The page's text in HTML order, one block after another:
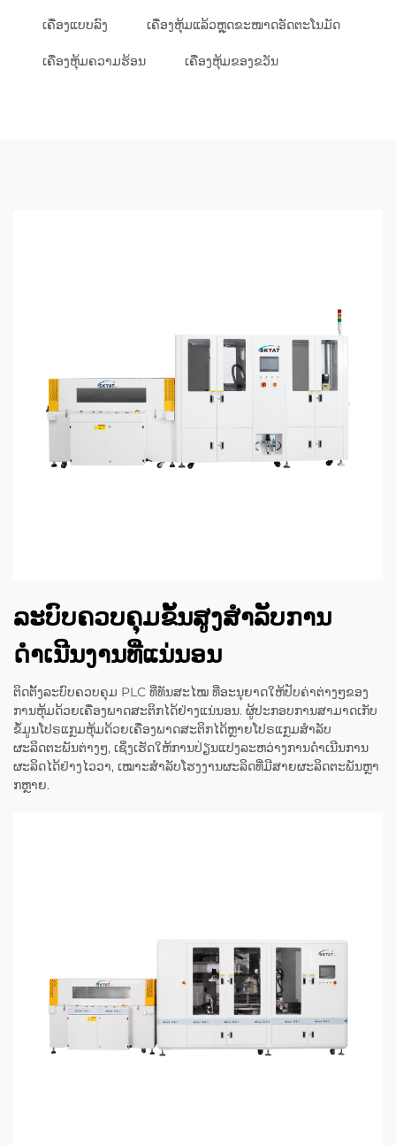
ເຄື່ອງແບບລົງ ເຄື່ອງຫຸ້ມແລ້ວຫຼຸດຂະໜາດອັດຕະໂນມັດ
ເຄື່ອງຫຸ້ມຄວາມຮ້ອນ ເຄື່ອງຫຸ້ມຂອງຂວັນ
ລະບົບຄວບຄຸມຂັ້ນສູງສຳລັບການ
ດຳເນີນງານທີ່ແນ່ນອນ
ຕິດຕັ້ງລະບົບຄວບຄຸມ PLC ທີ່ທັນສະໄໝ ທີ່ອະນຸຍາດໃຫ້ປັບຄ່າຕ່າງໆຂອງ
ການຫຸ້ມດ້ວຍເຄື່ອງພາດສະຕິກໄດ້ຢ່າງແນ່ນອນ. ຜູ້ປະກອບການສາມາດເກັບ
ຂໍ້ມູນໂປຣແກຼມຫຸ້ມດ້ວຍເຄື່ອງພາດສະຕິກໄດ້ຫຼາຍໂປຣແກຼມສຳລັບ
ຜະລິດຕະພັນຕ່າງໆ, ເຊິ່ງເຮັດໃຫ້ການປ່ຽນແປງລະຫວ່າງການດຳເນີນການ
ຜະລິດໄດ້ຢ່າງໄວວາ, ເໝາະສຳລັບໂຮງງານຜະລິດທີ່ມີສາຍຜະລິດຕະພັນຫຼາ
ກຫຼາຍ.